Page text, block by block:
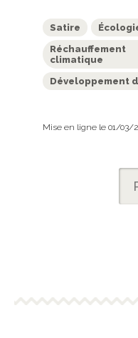
Satire
Réchauffement
climatique
Développement
Mise en ligne le 01/03/